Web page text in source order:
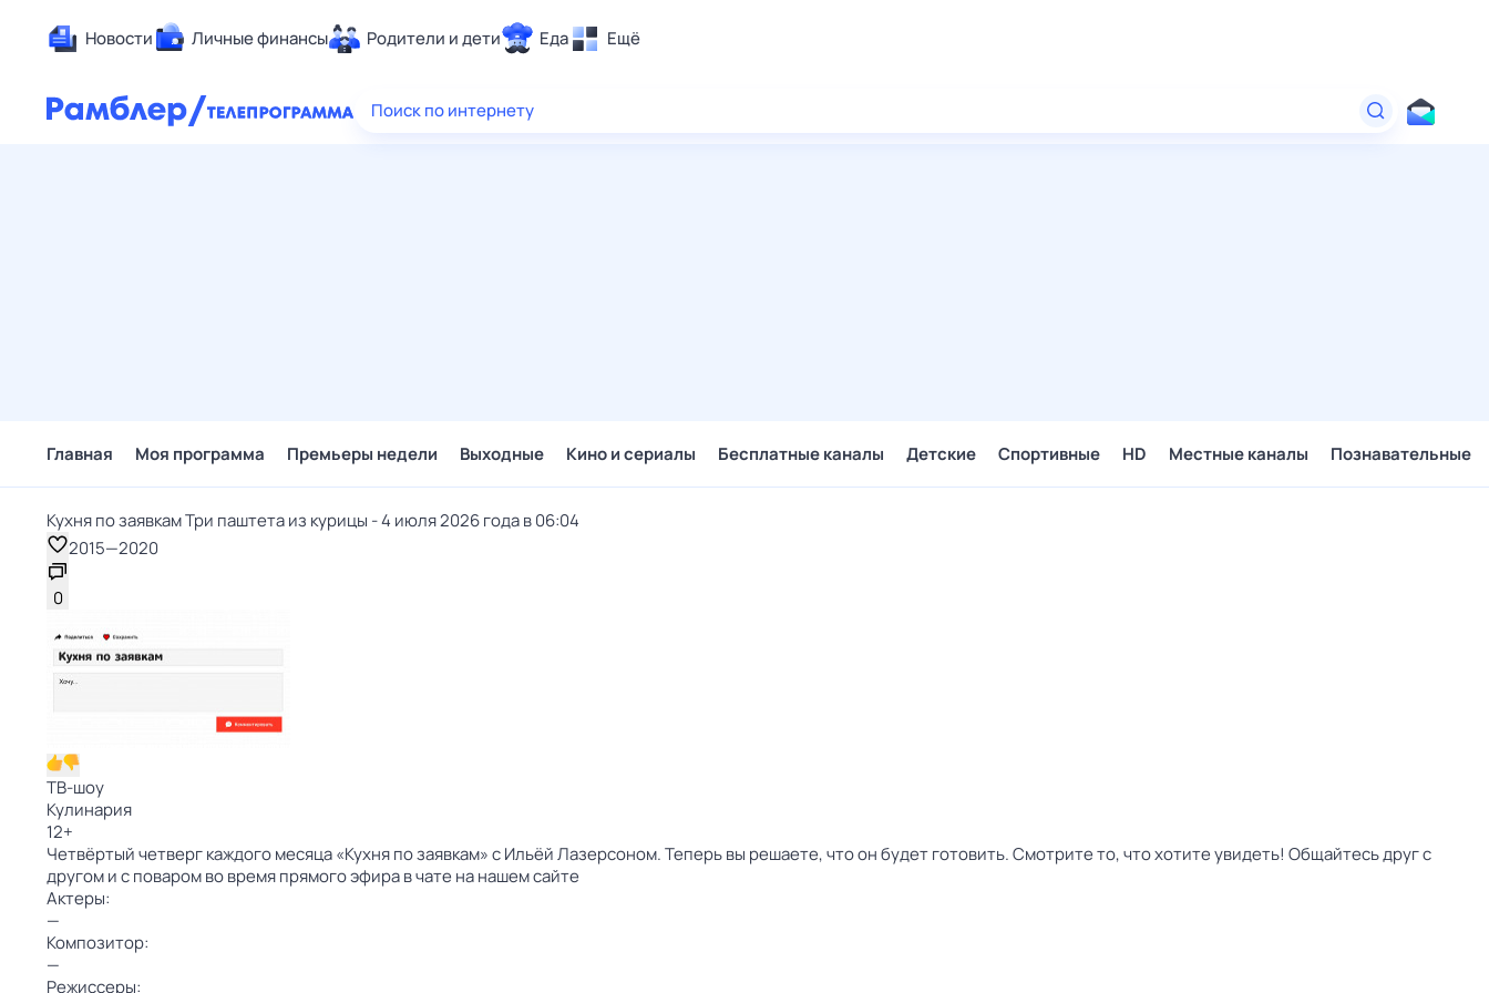
Новости Личные финансы Родители и дети Еда Ещё
Здоровье
Поиск по интернету
Главная Моя программа Премьеры недели Выходные Кино и сериалы Бесплатные каналы Детские Спортивные HD Местные каналы Познавательные
Кухня по заявкам Три паштета из курицы - 4 июля 2026 года в 06:04
2015—2020
0
ТВ-шоу
Кулинария
12+
Четвёртый четверг каждого месяца «Кухня по заявкам» с Ильёй Лазерсоном. Теперь вы решаете, что он будет готовить. Смотрите то, что хотите увидеть! Общайтесь друг с
другом и с поваром во время прямого эфира в чате на нашем сайте
Актеры:
—
Композитор:
—
Режиссеры: